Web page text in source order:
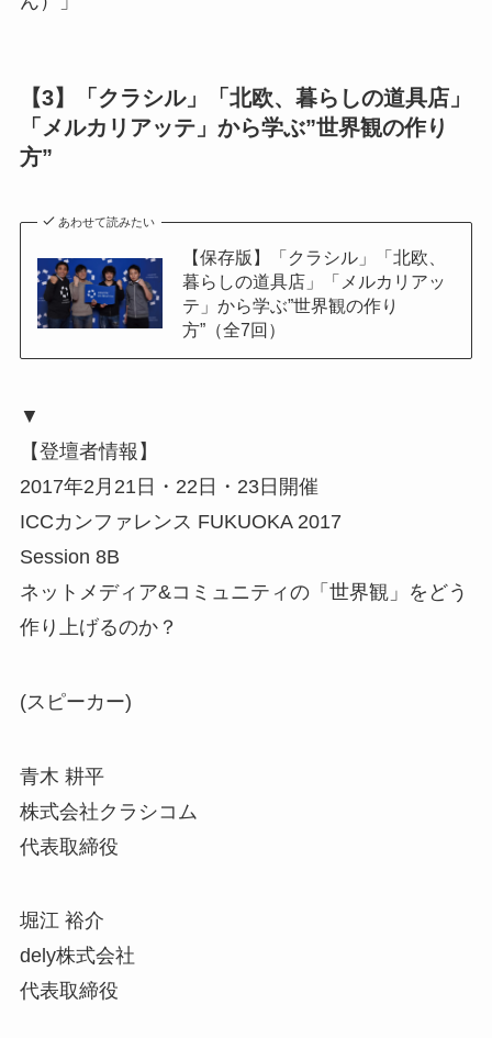
【3】「クラシル」「北欧、暮らしの道具店」
「メルカリアッテ」から学ぶ”世界観の作り
方”
あわせて読みたい
【保存版】「クラシル」「北欧、
暮らしの道具店」「メルカリアッ
テ」から学ぶ”世界観の作り
方”（全7回）
▼
【登壇者情報】
2017年2月21日・22日・23日開催
ICCカンファレンス FUKUOKA 2017
Session 8B
ネットメディア&コミュニティの「世界観」をどう
作り上げるのか？
(スピーカー)
青木 耕平
株式会社クラシコム
代表取締役
堀江 裕介
dely株式会社
代表取締役